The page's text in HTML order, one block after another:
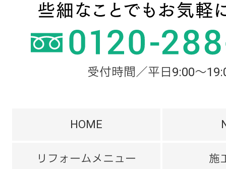
受付時間／平日9:00～
HOME
リフォームメニュー 施